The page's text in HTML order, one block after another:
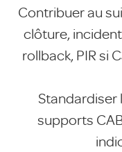
Contribuer au
clôture,
rollback, PIR si
Standardiser
supports